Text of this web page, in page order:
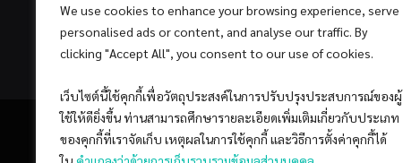
We use cookies to enhance your browsing experience, serve
personalised ads or content, and analyse our traffic. By
clicking "Accept All", you consent to our use of cookies.
เว็บไซต์นี้ใช้คุกกี้เพื่อวัตถุประสงค์ในการปรับปรุงประสบการณ์ของผู้
ใช้ให้ดียิ่งขึ้น ท่านสามารถศึกษารายละเอียดเพิ่มเติมเกี่ยวกับประเภท
ของคุกกี้ที่เราจัดเก็บ เหตุผลในการใช้คุกกี้ และวิธีการตั้งค่าคุกกี้ได้
ด้วยแนวคิดและกระบวนการลงทุนอย่างเป็นระบบแบบ
Quantitative & Systematic Investing